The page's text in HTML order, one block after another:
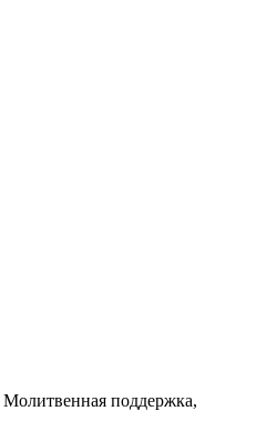
поддержка,